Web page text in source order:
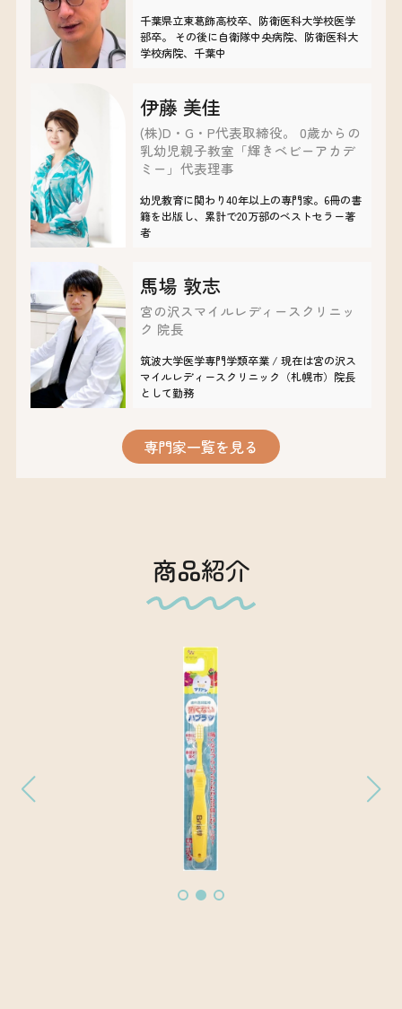
千葉県立東葛飾高校卒、防衛医科大学校医学
部卒。 その後に自衛隊中央病院、防衛医科大
学校病院、千葉中
伊藤 美佳
(株)D・G・P代表取締役。 0歳からの
乳幼児親子教室「輝きベビーアカデ
ミー」代表理事
​​幼児教育に関わり40年以上の専門家。6冊の書
籍を出版し、累計で20万部のベストセラー著
者
馬場 敦志
宮の沢スマイルレディースクリニッ
ク 院長
筑波大学医学専門学類卒業 / 現在は宮の沢ス
マイルレディースクリニック（札幌市）院長
として勤務
専門家一覧を見る
商品紹介